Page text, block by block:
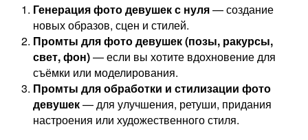
Генерация фото девушек с нуля— создание
новых образов, сцен и стилей.
Промты для фото девушек (позы, ракурсы,
свет, фон)— если вы хотите вдохновение для
съёмки или моделирования.
Промты для обработки и стилизации фото
девушек— для улучшения, ретуши, придания
настроения или художественного стиля.